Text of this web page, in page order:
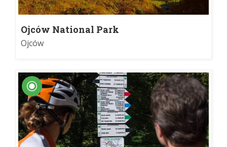
Ojców National Park
Ojców